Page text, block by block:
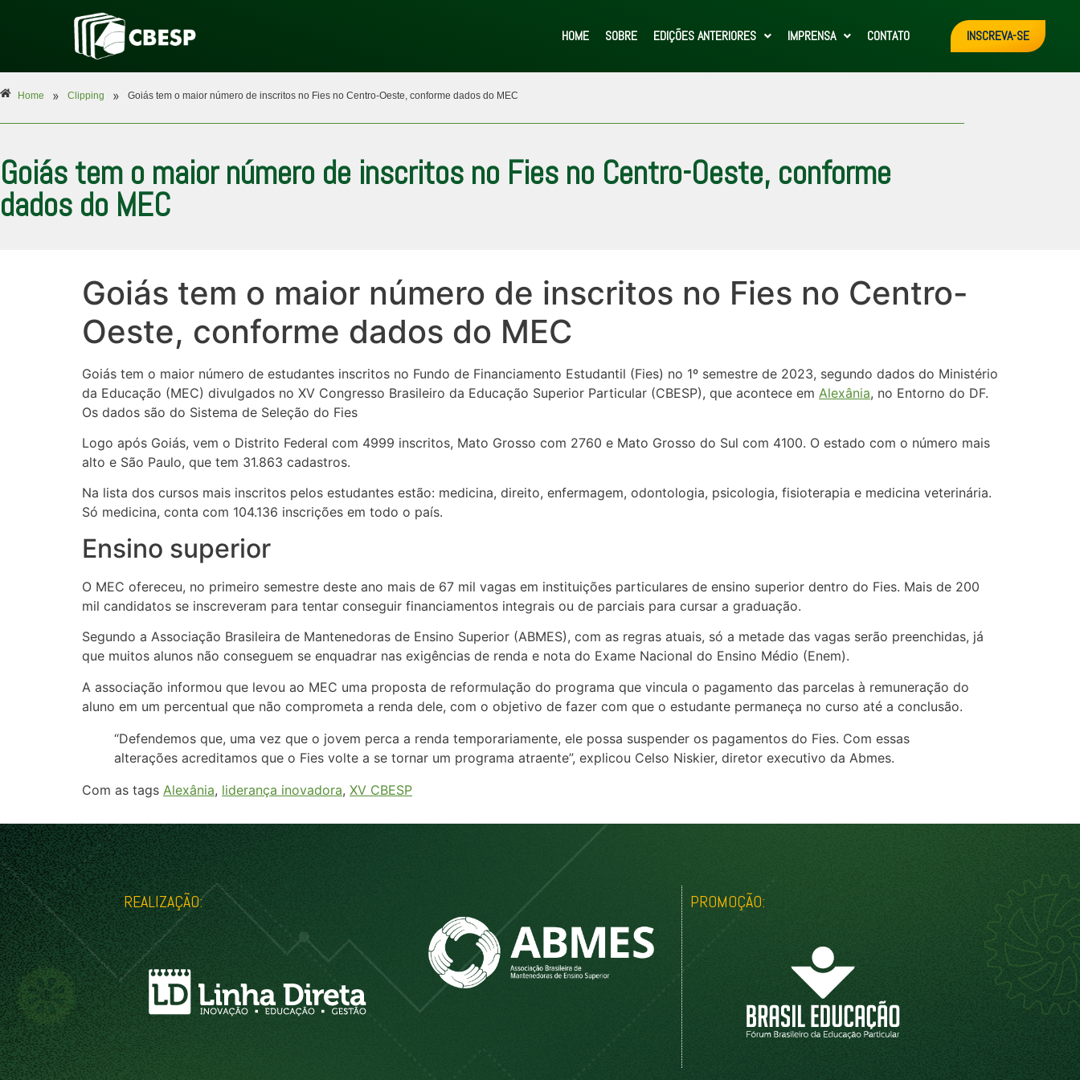
HOME SOBRE EDIÇÕES ANTERIORES IMPRENSA CONTATO INSCREVA-SE
Home » Clipping » Goiás tem o maior número de inscritos no Fies no Centro-Oeste, conforme dados do MEC
Goiás tem o maior número de inscritos no Fies no Centro-Oeste, conforme
dados do MEC
Goiás tem o maior número de inscritos no Fies no Centro-
Oeste, conforme dados do MEC
Goiás tem o maior número de estudantes inscritos no Fundo de Financiamento Estudantil (Fies) no 1º semestre de 2023, segundo dados do Ministério
da Educação (MEC) divulgados no XV Congresso Brasileiro da Educação Superior Particular (CBESP), que acontece em Alexânia, no Entorno do DF.
Os dados são do Sistema de Seleção do Fies
Logo após Goiás, vem o Distrito Federal com 4999 inscritos, Mato Grosso com 2760 e Mato Grosso do Sul com 4100. O estado com o número mais
alto e São Paulo, que tem 31.863 cadastros.
Na lista dos cursos mais inscritos pelos estudantes estão: medicina, direito, enfermagem, odontologia, psicologia, fisioterapia e medicina veterinária.
Só medicina, conta com 104.136 inscrições em todo o país.
Ensino superior
O MEC ofereceu, no primeiro semestre deste ano mais de 67 mil vagas em instituições particulares de ensino superior dentro do Fies. Mais de 200
mil candidatos se inscreveram para tentar conseguir financiamentos integrais ou de parciais para cursar a graduação.
Segundo a Associação Brasileira de Mantenedoras de Ensino Superior (ABMES), com as regras atuais, só a metade das vagas serão preenchidas, já
que muitos alunos não conseguem se enquadrar nas exigências de renda e nota do Exame Nacional do Ensino Médio (Enem).
A associação informou que levou ao MEC uma proposta de reformulação do programa que vincula o pagamento das parcelas à remuneração do
aluno em um percentual que não comprometa a renda dele, com o objetivo de fazer com que o estudante permaneça no curso até a conclusão.
“Defendemos que, uma vez que o jovem perca a renda temporariamente, ele possa suspender os pagamentos do Fies. Com essas
alterações acreditamos que o Fies volte a se tornar um programa atraente”, explicou Celso Niskier, diretor executivo da Abmes.
Com as tags Alexânia, liderança inovadora, XV CBESP
REALIZAÇÃO: PROMOÇÃO: